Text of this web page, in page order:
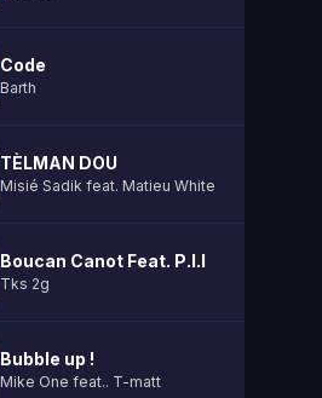
Code
Barth
TÈLMAN DOU
Misié Sadik feat. Matieu White
Boucan Canot Feat. P.l.l
Tks 2g
Bubble up !
Mike One feat.. T-matt